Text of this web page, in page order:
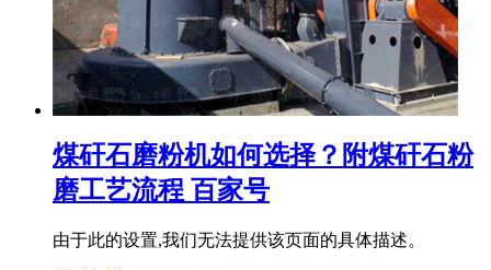
煤矸石磨粉机如何选择？附煤矸石粉
磨工艺流程 百家号
由于此的设置,我们无法提供该页面的具体描述。